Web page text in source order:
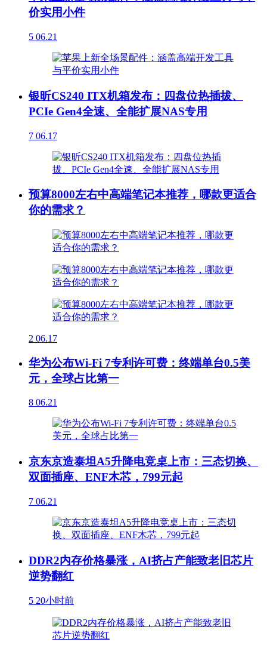
价实用小件
5 06.21
银昕CS240 ITX机箱发布：四盘位热插拔、
PCIe Gen4全速、全能扩展NAS专用
7 06.17
预算8000左右中高端笔记本推荐，哪款更适合
你的需求？
2 06.17
华为公布Wi-Fi 7专利许可费：终端单台0.5美
元，全球占比第一
8 06.21
京东京造泰坦A5升降电竞桌上市：三态切换、
双面插座、ENF木芯，799元起
7 06.21
DDR2内存价格暴涨，AI挤占产能致老旧芯片
逆势翻红
5 20小时前